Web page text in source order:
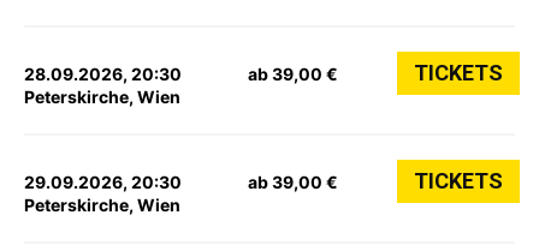
28.09.2026, 20:30
Peterskirche, Wien
ab 39,00 € TICKETS
29.09.2026, 20:30
Peterskirche, Wien
ab 39,00 € TICKETS